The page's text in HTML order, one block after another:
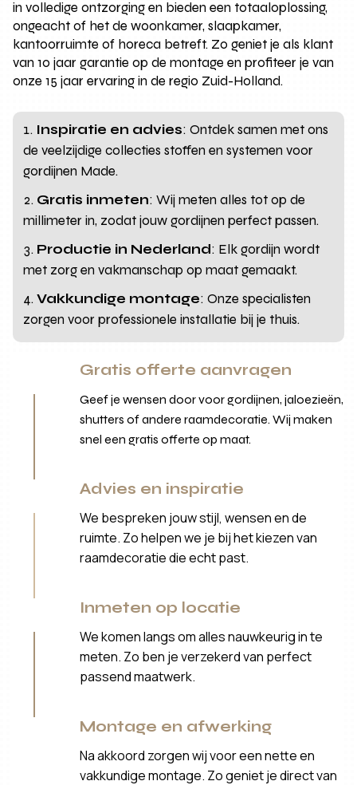
in volledige ontzorging en bieden een totaaloplossing,
ongeacht of het de woonkamer, slaapkamer,
kantoorruimte of horeca betreft. Zo geniet je als klant
van 10 jaar garantie op de montage en profiteer je van
onze 15 jaar ervaring in de regio Zuid-Holland.
Inspiratie en advies: Ontdek samen met ons
de veelzijdige collecties stoffen en systemen voor
gordijnen Made.
Gratis inmeten: Wij meten alles tot op de
millimeter in, zodat jouw gordijnen perfect passen.
Productie in Nederland: Elk gordijn wordt
met zorg en vakmanschap op maat gemaakt.
Vakkundige montage: Onze specialisten
zorgen voor professionele installatie bij je thuis.
Gratis offerte aanvragen
Geef je wensen door voor gordijnen, jaloezieën,
shutters of andere raamdecoratie. Wij maken
snel een gratis offerte op maat.
Advies en inspiratie
We bespreken jouw stijl, wensen en de
ruimte. Zo helpen we je bij het kiezen van
raamdecoratie die echt past.
Inmeten op locatie
We komen langs om alles nauwkeurig in te
meten. Zo ben je verzekerd van perfect
passend maatwerk.
Montage en afwerking
Na akkoord zorgen wij voor een nette en
vakkundige montage. Zo geniet je direct van